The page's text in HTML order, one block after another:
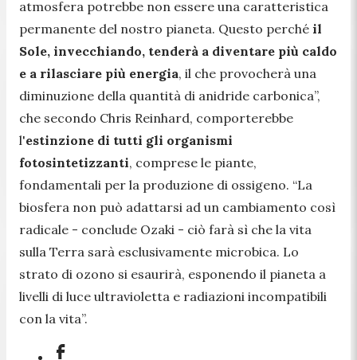
atmosfera potrebbe non essere una caratteristica
permanente del nostro pianeta. Questo perché il
Sole, invecchiando, tenderà a diventare più caldo
e a rilasciare più energia, il che provocherà una
diminuzione della quantità di anidride carbonica”,
che secondo Chris Reinhard, comporterebbe
l'estinzione di tutti gli organismi
fotosintetizzanti, comprese le piante,
fondamentali per la produzione di ossigeno. “La
biosfera non può adattarsi ad un cambiamento così
radicale - conclude Ozaki - ciò farà sì che la vita
sulla Terra sarà esclusivamente microbica. Lo
strato di ozono si esaurirà, esponendo il pianeta a
livelli di luce ultravioletta e radiazioni incompatibili
con la vita”.